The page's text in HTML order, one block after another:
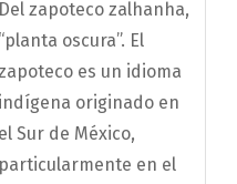
Del zapoteco zalhanha,
“planta oscura”. El
es un idioma
indígena originado en
el Sur de México,
particularmente en el